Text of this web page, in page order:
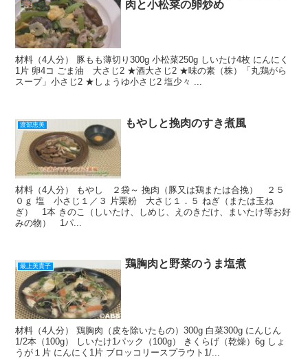
肉と小松菜の卵炒め
材料（4人分） 豚もも薄切り300g 小松菜250g しいたけ4枚 にんにく
1片 卵4コ ごま油 大さじ2 ★酒大さじ2 ★味の素（株）「丸鶏がら
スープ」小さじ2 ★しょうゆ小さじ2 塩少々 ...
渡部恵美 もやしと挽肉のすき煮風
材料（4人分） もやし ２袋～ 挽肉（豚又は鶏または合挽） ２５
０ｇ 塩 小さじ１／３ 片栗粉 大さじ１．５ ねぎ（または玉ね
ぎ） 1本 きのこ（しいたけ、しめじ、えのきだけ、まいたけ等お好
みの物） 1パ...
最上美貴子 鶏胸肉と野菜のうま塩煮
材料（4人分） 鶏胸肉（皮を除いたもの）300g 白菜300g にんじん
1/2本（100g） しいたけ1パック（100g） きくらげ（乾燥）6g しょ
うが１片 にんにく1片 ブロッコリースプラウト1/...